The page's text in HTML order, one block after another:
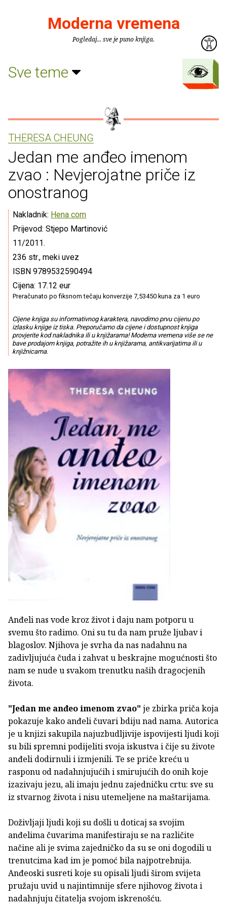
Moderna vremena
Pogledaj... sve je puno knjiga.
Sve teme
THERESA CHEUNG
Jedan me anđeo imenom
zvao : Nevjerojatne priče iz
onostranog
Nakladnik: Hena com
Prijevod: Stjepo Martinović
11/2011.
236 str., meki uvez
ISBN 9789532590494
Cijena: 17.12 eur
Preračunato po fiksnom tečaju konverzije 7,53450 kuna za 1 euro
Cijene knjiga su informativnog karaktera, navodimo prvu cijenu po
izlasku knjige iz tiska. Preporučamo da cijene i dostupnost knjiga
provjerite kod nakladnika ili u knjižarama! Moderna vremena više se ne
bave prodajom knjiga, potražite ih u knjižarama, antikvarijatima ili u
knjižnicama.
Anđeli nas vode kroz život i daju nam potporu u
svemu što radimo. Oni su tu da nam pruže ljubav i
blagoslov. Njihova je svrha da nas nadahnu na
zadivljujuća čuda i zahvat u beskrajne mogućnosti što
nam se nude u svakom trenutku naših dragocjenih
života.
"Jedan me anđeo imenom zvao" je zbirka priča koja
pokazuje kako anđeli čuvari bdiju nad nama. Autorica
je u knjizi sakupila najuzbudljivije ispovijesti ljudi koji
su bili spremni podijeliti svoja iskustva i čije su živote
anđeli dodirnuli i izmjenili. Te se priče kreću u
rasponu od nadahnjujućih i smirujućih do onih koje
izazivaju jezu, ali imaju jednu zajedničku crtu: sve su
iz stvarnog života i nisu utemeljene na maštarijama.
Doživljaji ljudi koji su došli u doticaj sa svojim
anđelima čuvarima manifestiraju se na različite
načine ali je svima zajedničko da su se oni dogodili u
trenutcima kad im je pomoć bila najpotrebnija.
Anđeoski susreti koje su opisali ljudi širom svijeta
pružaju uvid u najintimnije sfere njihovog života i
nadahnjuju čitatelja svojom iskrenošću.